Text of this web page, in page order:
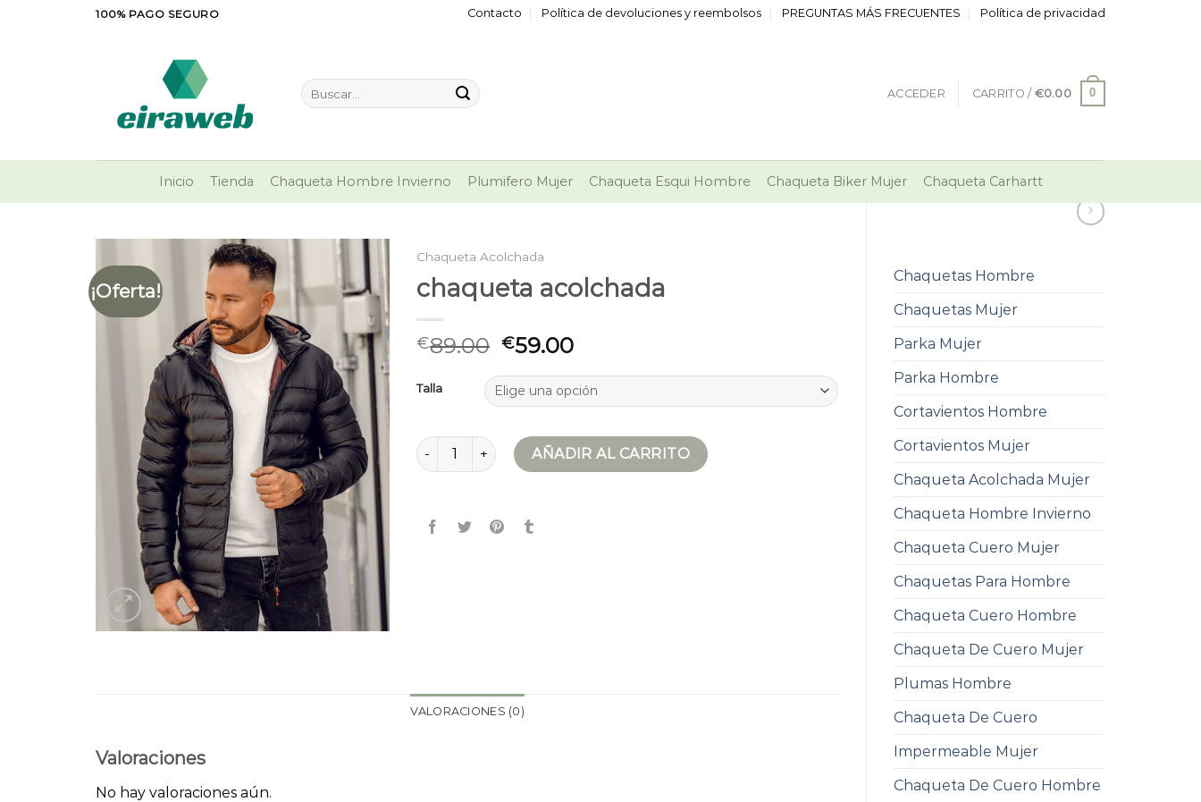
100% PAGO SEGURO Contacto Política de devoluciones y reembolsos PREGUNTAS MÁS FRECUENTES Política de privacidad
Buscar
por:
ACCEDER CARRITO / €0.00 0
Inicio Tienda Chaqueta Hombre Invierno Plumifero Mujer Chaqueta Esqui Hombre Chaqueta Biker Mujer Chaqueta Carhartt
Chaquetas Hombre
Chaquetas Mujer
Parka Mujer
Parka Hombre
Cortavientos Hombre
Cortavientos Mujer
Chaqueta Acolchada Mujer
Chaqueta Hombre Invierno
Chaqueta Cuero Mujer
Chaquetas Para Hombre
Chaqueta Cuero Hombre
Chaqueta De Cuero Mujer
Plumas Hombre
Chaqueta De Cuero
Impermeable Mujer
Chaqueta De Cuero Hombre
¡Oferta!
Chaqueta Acolchada
chaqueta acolchada
€89.00 €59.00
Talla
chaqueta acolchada cantidadAÑADIR AL CARRITO
VALORACIONES (0)
Valoraciones
No hay valoraciones aún.